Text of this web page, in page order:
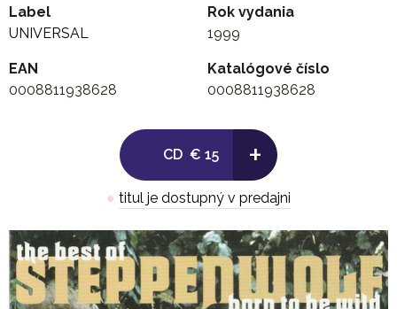
Label
UNIVERSAL
Rok vydania
1999
EAN
0008811938628
Katalógové číslo
0008811938628
CD € 15 +
● titul je dostupný v predajni